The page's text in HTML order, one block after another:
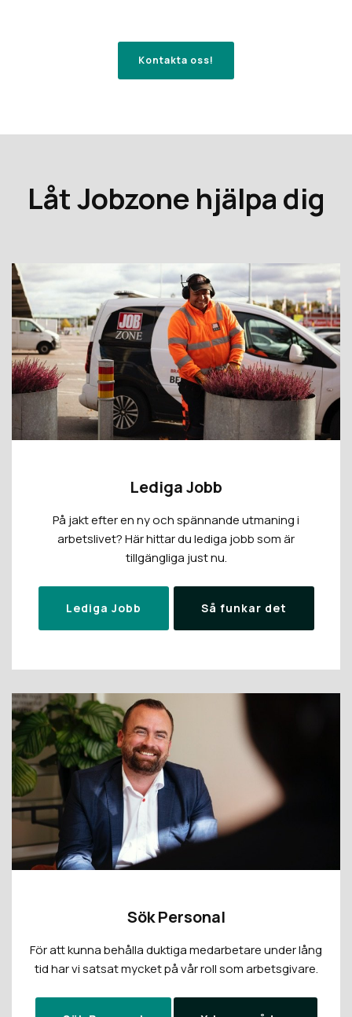
Kontakta oss!
Låt Jobzone hjälpa dig
Lediga Jobb
På jakt efter en ny och spännande utmaning i
arbetslivet? Här hittar du lediga jobb som är
tillgängliga just nu.
Lediga Jobb Så funkar det
Sök Personal
För att kunna behålla duktiga medarbetare under lång
tid har vi satsat mycket på vår roll som arbetsgivare.